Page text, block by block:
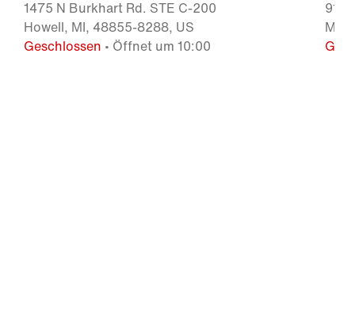
1475 N Burkhart Rd. STE C-200
Howell, MI, 48855-8288, US
Geschlossen • Öffnet um 10:00
917